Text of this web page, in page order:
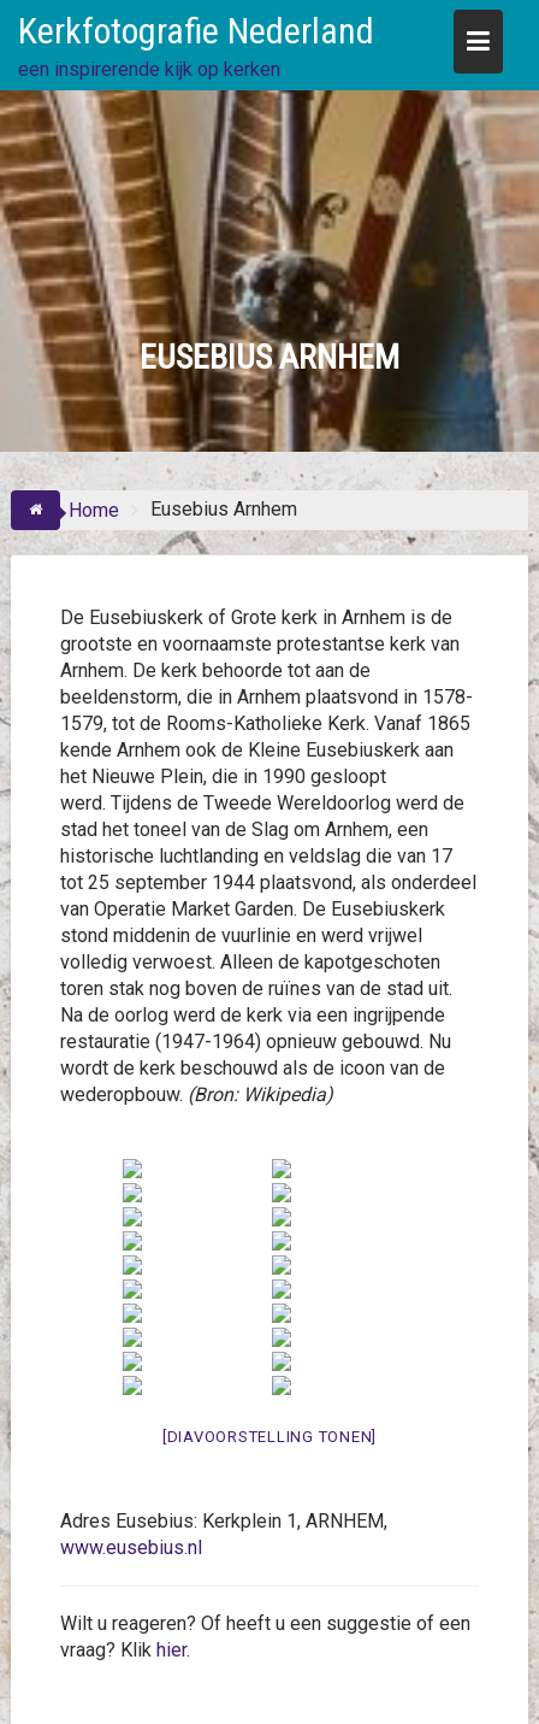
content
Kerkfotografie Nederland
een inspirerende kijk op kerken
EUSEBIUS ARNHEM
Home Eusebius Arnhem
De Eusebiuskerk of Grote kerk in Arnhem is de
grootste en voornaamste protestantse kerk van
Arnhem. De kerk behoorde tot aan de
beeldenstorm, die in Arnhem plaatsvond in 1578-
1579, tot de Rooms-Katholieke Kerk. Vanaf 1865
kende Arnhem ook de Kleine Eusebiuskerk aan
het Nieuwe Plein, die in 1990 gesloopt
werd. Tijdens de Tweede Wereldoorlog werd de
stad het toneel van de Slag om Arnhem, een
historische luchtlanding en veldslag die van 17
tot 25 september 1944 plaatsvond, als onderdeel
van Operatie Market Garden. De Eusebiuskerk
stond middenin de vuurlinie en werd vrijwel
volledig verwoest. Alleen de kapotgeschoten
toren stak nog boven de ruïnes van de stad uit.
Na de oorlog werd de kerk via een ingrijpende
restauratie (1947-1964) opnieuw gebouwd. Nu
wordt de kerk beschouwd als de icoon van de
wederopbouw. (Bron: Wikipedia)
[DIAVOORSTELLING TONEN]
Adres Eusebius: Kerkplein 1, ARNHEM,
www.eusebius.nl
Wilt u reageren? Of heeft u een suggestie of een
vraag? Klik hier.